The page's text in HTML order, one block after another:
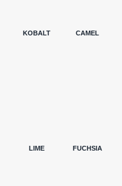
KOBALT CAMEL
LIME FUCHSIA